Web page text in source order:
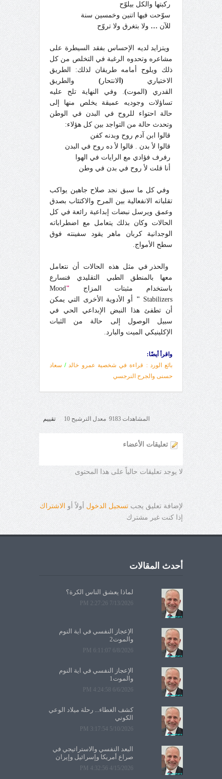
ركبتها والكل بيلوّح
سوّحت فيها اتنين وخمسين سنة
للآن … ولا بتغرق ولا تروّح
ويتزايد لديه الإحساس بفقد السيطرة على
مشاعره وتحدوه الرغبة في التخلص من كل
ذلك ويلوح أمامه طريقان لذلك: الطريق
الاختياري (ا لانتحار) والطريق
القدري ( الموت). وفي النهاية تلح عليه
تساؤلات وجوديه عميقة يخلص منها إلى
حالة احتواء للروح في البدن في الوطن
وتحدث حالة من التواجد بين كل هؤلاء:
قالوا ابن آدم روح وبدنه كفن
قالوا لأ بدن . قالوا لأ ده روح في البدن
رفرف فؤادي مع الرايات في الهوا
أنا قلت لأ روح في بدن في وطن
وفي كل ما سبق نجد صلاح جاهين يواكب
تقلباته الانفعالية بين المرح والاكتئاب بصدق
وعمق ويرسل نبضات إبداعية رائعة في كل
الحالات وكان بذلك يتعامل مع اضطراباته
الوجدانية كربان ماهر يقود سفينته فوق
سطح الأمواج.
والحذر في مثل هذه الحالات أن نتعامل
معها بالمنطق الطبي التقليدي فنسارع
باستخدام مثبتات المزاج "
Mood
Stabilizers
" أو الأدوية الأخرى التي يمكن
أن تطفئ هذا النبض الإبداعي الحي في
سبيل الوصول إلى حالة من الثبات
الإكلينيكي الميت والبارد.
واقرأ أيضًا:
بائع الورد : قراءة في شخصية عمرو خالد / سعاد
حسنى والجرح النرجسي
المشاهدات 9183 معدل الترشيح 10 تقييم
تعليقات الأعضاء
لا يوجد تعليقات حالياً على هذا المحتوى
لإضافة تعليق يجب تسجيل الدخولأولاً أو
الاشتراك
إذا كنت غير مشترك
أحدث المقالات
لماذا يعشق الناس الكرة؟
7/13/2026 2:27:26 PM
الإعجاز النفسي في آية النوم
والموت2
6/8/2026 6:11:07 PM
الإعجاز النفسي في آية النوم
والموت1
6/6/2026 4:24:58 PM
كشف الغطاء... رحلة ميلاد الوعي
الكوني
5/10/2026 3:17:54 PM
البعد النفسي والاستراتيجي في
صراع أمريكا وإسرائيل وإيران
4/15/2026 4:32:56 PM